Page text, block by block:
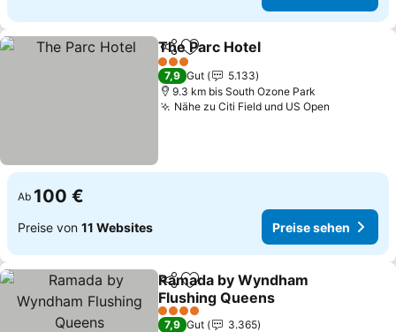
TeilenZu Favoriten hinzufügen
The Parc Hotel
3 Sterne
7,9 Gut
5.133
9.3 km bis South Ozone Park
Nähe zu Citi Field und US Open
Ab 100 €
Preise von 11 Websites Preise sehen
TeilenZu Favoriten hinzufügen
Ramada by Wyndham
Flushing Queens
Preise sehen
4 Sterne
7,9 Gut
3.365